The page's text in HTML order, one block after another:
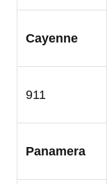
Cayenne
911
Panamera